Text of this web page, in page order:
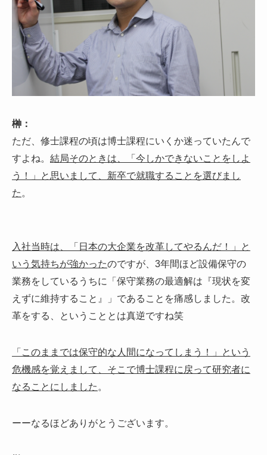
榊：
ただ、修士課程の頃は博士課程にいくか迷っていたんで
すよね。 結局そのときは、「今しかできないことをしよ
う！」と思いまして、新卒で就職することを選びまし
た 。
入社当時は、「日本の大企業を改革してやるんだ！」と
いう気持ちが強かったのですが、3年間ほど設備保守の
業務をしているうちに「保守業務の最適解は『現状を変
えずに維持すること』」であることを痛感しました。改
革をする、ということとは真逆ですね笑
「このままでは保守的な人間になってしまう！」という
危機感を覚えまして、そこで博士課程に戻って研究者に
なることにしました 。
ーーなるほどありがとうございます。